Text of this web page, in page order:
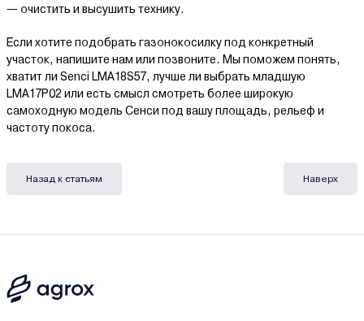
— очистить и высушить технику.
Если хотите подобрать газонокосилку под конкретный
участок, напишите нам или позвоните. Мы поможем понять,
хватит ли Senci LMA18S57, лучше ли выбрать младшую
LMA17P02 или есть смысл смотреть более широкую
самоходную модель Сенси под вашу площадь, рельеф и
частоту покоса.
Назад к статьям Наверх